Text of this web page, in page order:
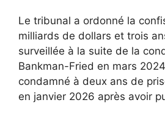
Le tribunal a ordonné la
milliards de dollars et trois
surveillée à la suite de la
Bankman-Fried en mars
condamné à deux ans de
en janvier 2026 après avoir